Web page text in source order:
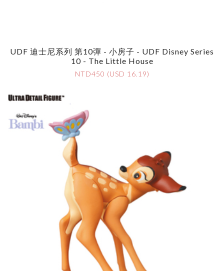
UDF 迪士尼系列 第10彈 - 小房子 - UDF Disney Series
10 - The Little House
NTD450 (USD 16.19)